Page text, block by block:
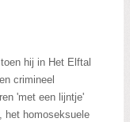
hij in Het Elftal
crimineel
'met een lijntje'
het homoseksuele